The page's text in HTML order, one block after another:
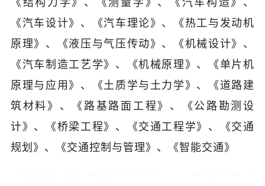
《汽车设计》、《汽车理论》、《热工与发动机
原理》、《液压与气压传动》、《机械设计》、
《汽车制造工艺学》、《机械原理》、《单片机
原理与应用》、《土质学与土力学》、《道路建
筑材料》、《路基路面工程》、《公路勘测设
计》、《桥梁工程》、《交通工程学》、《交通
规划》、《交通控制与管理》、《智能交通》